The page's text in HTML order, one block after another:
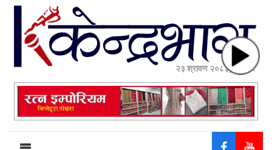
२३ श्रावण २०८३, शनिबार